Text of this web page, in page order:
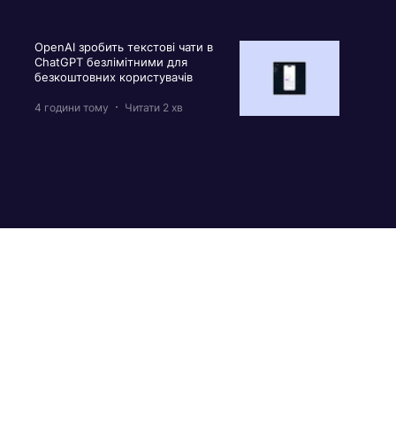
OpenAI зробить текстові чати в
ChatGPT безлімітними для
безкоштовних користувачів
4 години тому Читати 2 хв